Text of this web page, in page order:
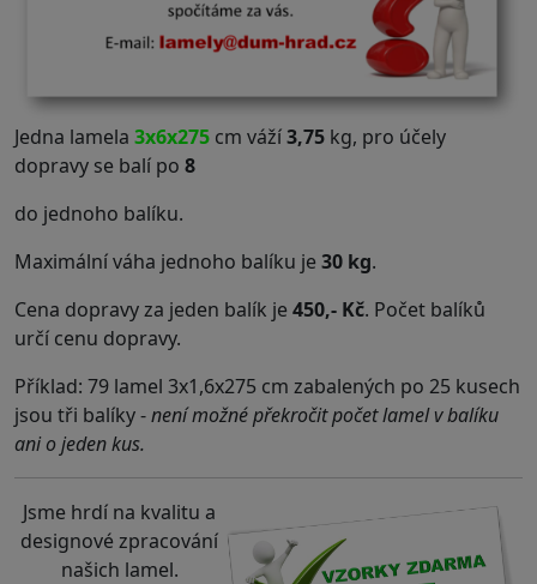
Jedna lamela 3x6x275 cm váží3,75 kg, pro účely
dopravy se balí po 8
do jednoho balíku.
Maximální váha jednoho balíku je 30 kg.
Cena dopravy za jeden balík je 450,- Kč. Počet balíků
určí cenu dopravy.
Příklad: 79 lamel 3x1,6x275 cm zabalených po 25 kusech
jsou tři balíky -není možné překročit počet lamel v balíku
ani o jeden kus.
Jsme hrdí na kvalitu a
designové zpracování
našich lamel.